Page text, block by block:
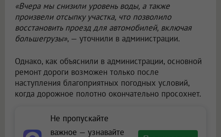
«Вчера мы снизили уровень воды, а также
произвели отсыпку участка, что позволило
восстановить проезд для автомобилей, включая
большегрузы», — уточнили в администрации.
Однако, как объяснили в администрации, основной
ремонт дороги возможен только после
наступления благоприятных погодных условий,
когда дорожное полотно окончательно просохнет.
Не пропускайте
важное — узнавайте